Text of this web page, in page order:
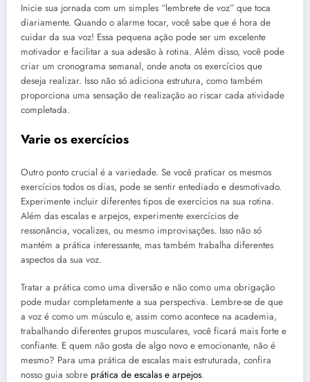
Inicie sua jornada com um simples “lembrete de voz” que toca
diariamente. Quando o alarme tocar, você sabe que é hora de
cuidar da sua voz! Essa pequena ação pode ser um excelente
motivador e facilitar a sua adesão à rotina. Além disso, você pode
criar um cronograma semanal, onde anota os exercícios que
deseja realizar. Isso não só adiciona estrutura, como também
proporciona uma sensação de realização ao riscar cada atividade
completada.
Varie os exercícios
Outro ponto crucial é a variedade. Se você praticar os mesmos
exercícios todos os dias, pode se sentir entediado e desmotivado.
Experimente incluir diferentes tipos de exercícios na sua rotina.
Além das escalas e arpejos, experimente exercícios de
ressonância, vocalizes, ou mesmo improvisações. Isso não só
mantém a prática interessante, mas também trabalha diferentes
aspectos da sua voz.
Tratar a prática como uma diversão e não como uma obrigação
pode mudar completamente a sua perspectiva. Lembre-se de que
a voz é como um músculo e, assim como acontece na academia,
trabalhando diferentes grupos musculares, você ficará mais forte e
confiante. E quem não gosta de algo novo e emocionante, não é
mesmo? Para uma prática de escalas mais estruturada, confira
nosso guia sobre prática de escalas e arpejos.